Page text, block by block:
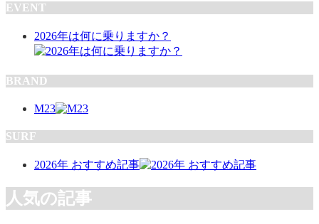
EVENT
2026年は何に乗りますか？
BRAND
M23
SURF
2026年 おすすめ記事
人気の記事